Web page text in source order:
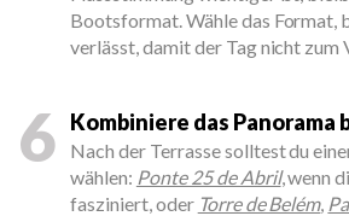
Bootsformat. Wähle das Format,
verlässt, damit der Tag nicht
6 Kombiniere das Panorama
Nach der Terrasse solltest du
wählen: Ponte 25 de Abril, wenn
fasziniert, oder Torre de Belém,